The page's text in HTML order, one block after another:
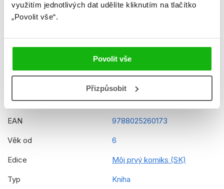
využitím jednotlivých dat udělíte kliknutím na tlačítko
„Povolit vše“.
Povolit vše
Přizpůsobit
Řady
Disney - Ľadové kráľovstvo
Původní název
Disney - Frozen - Horseback
Reader
Překladatel Zuzana Močková Lorková
EAN 9788025260173
Věk od 6
Edice Môj prvý komiks (SK)
Typ Kniha